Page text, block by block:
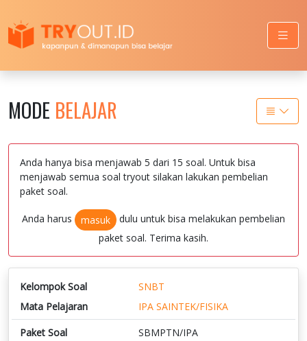
MODE BELAJAR
Anda hanya bisa menjawab 5 dari 15 soal. Untuk bisa
menjawab semua soal tryout silakan lakukan pembelian
paket soal.
Anda harus masuk
dulu untuk bisa melakukan pembelian
paket soal. Terima kasih.
Kelompok Soal
SNBT
Mata Pelajaran
IPA SAINTEK/FISIKA
Paket Soal
SBMPTN/IPA